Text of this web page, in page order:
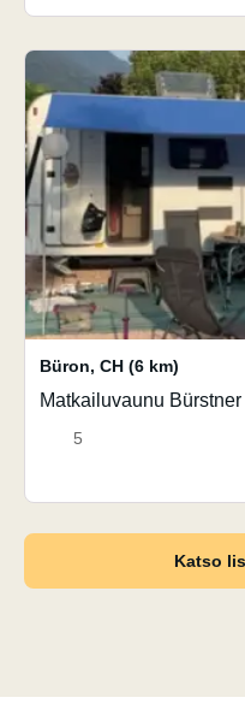
Büron, CH (6 km)
Matkailuvaunu Bürstner
5
Katso